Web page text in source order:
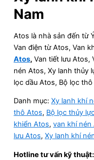
Nam
Atos là nhà sản đến từ
Van điện từ Atos, Van
Atos, Van tiết lưu Atos,
nén Atos, Xy lanh thủy
lọc dầu Atos, Bộ lọc
Danh mục: Xy lanh khí
thô Atos, Bộ lọc thủy
khiển Atos, van khí nén
lưu Atos, Xy lanh khí
Hotline tư vấn kỹ thuật: